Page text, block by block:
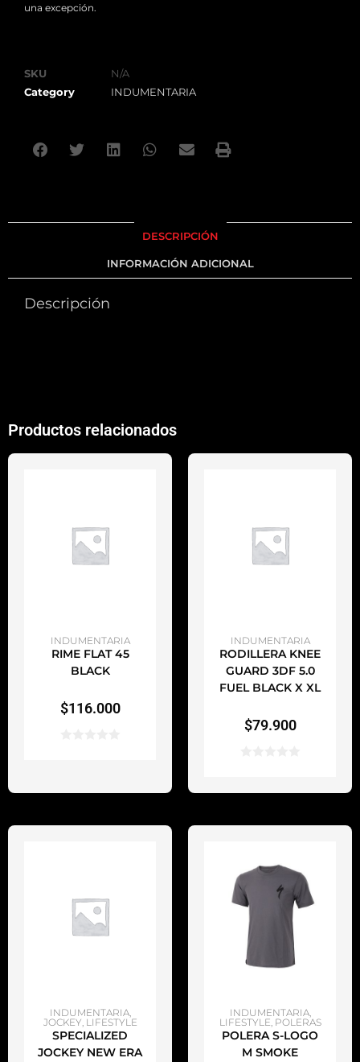
una excepción.
SKU
N/A
Category
INDUMENTARIA
DESCRIPCIÓN
INFORMACIÓN ADICIONAL
Descripción
Productos relacionados
AÑADIR AL CARRITO
INDUMENTARIA
RIME FLAT 45
BLACK
$116.000
AÑADIR AL CARRITO
INDUMENTARIA
RODILLERA KNEE
GUARD 3DF 5.0
FUEL BLACK X XL
$79.900
AÑADIR AL CARRITO
INDUMENTARIA,
JOCKEY LIFESTYLE
SPECIALIZED
JOCKEY NEW ERA
AÑADIR AL CARRITO
INDUMENTARIA,
LIFESTYLE POLERAS
POLERA S-LOGO
M SMOKE